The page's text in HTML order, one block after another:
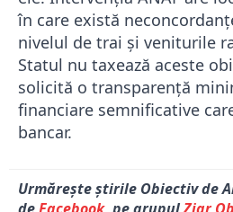
în care există
nivelul de trai și veniturile
Statul nu taxează aceste
solicită o transparență
financiare semnificative
bancar.
Urmărește știrile Obiectiv de